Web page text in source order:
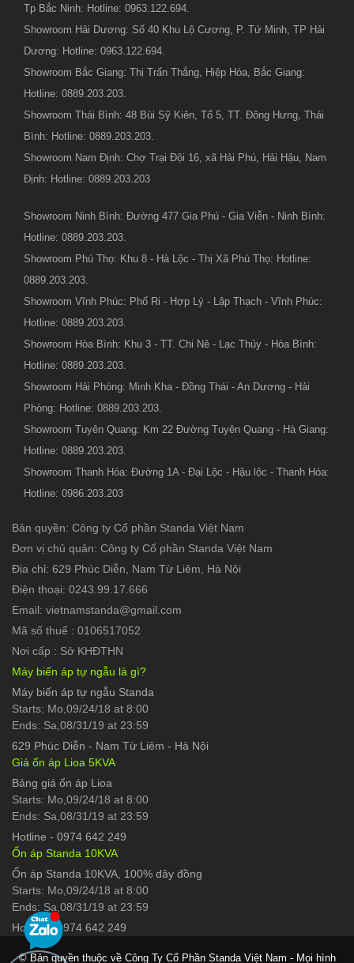
Tp Bắc Ninh: Hotline: 0963.122.694.
Showroom Hải Dương: Số 40 Khu Lộ Cương, P. Tứ Minh, TP Hải
Dương: Hotline: 0963.122.694.
Showroom Bắc Giang: Thị Trấn Thắng, Hiệp Hòa, Bắc Giang:
Hotline: 0889.203.203.
Showroom Thái Bình: 48 Bùi Sỹ Kiên, Tổ 5, TT. Đông Hưng, Thái
Bình: Hotline: 0889.203.203.
Showroom Nam Định: Chợ Trại Đội 16, xã Hải Phú, Hải Hậu, Nam
Định: Hotline: 0889.203.203
Showroom Ninh Bình: Đường 477 Gia Phú - Gia Viễn - Ninh Bình:
Hotline: 0889.203.203.
Showroom Phú Thọ: Khu 8 - Hà Lộc - Thị Xã Phú Thọ: Hotline:
0889.203.203.
Showroom Vĩnh Phúc: Phố Ri - Hợp Lý - Lập Thạch - Vĩnh Phúc:
Hotline: 0889.203.203.
Showroom Hòa Bình: Khu 3 - TT. Chi Nê - Lạc Thủy - Hòa Bình:
Hotline: 0889.203.203.
Showroom Hải Phòng: Minh Kha - Đồng Thái - An Dương - Hải
Phòng: Hotline: 0889.203.203.
Showroom Tuyên Quang: Km 22 Đường Tuyên Quang - Hà Giang:
Hotline: 0889.203.203.
Showroom Thanh Hóa: Đường 1A - Đại Lộc - Hậu lộc - Thanh Hóa:
Hotline: 0986.203.203
Bản quyền: Công ty Cổ phần Standa Việt Nam
Đơn vị chủ quản: Công ty Cổ phần Standa Việt Nam
Địa chỉ: 629 Phúc Diễn, Nam Từ Liêm, Hà Nội
Điện thoại: 0243.99.17.666
Email: vietnamstanda@gmail.com
Mã số thuế : 0106517052
Nơi cấp : Sở KHĐTHN
Máy biến áp tự ngẫu là gì?
Máy biến áp tự ngẫu Standa
Starts: Mo,09/24/18 at 8:00
Ends: Sa,08/31/19 at 23:59
629 Phúc Diễn - Nam Từ Liêm - Hà Nội
Giá ổn áp Lioa 5KVA
Bảng giá ổn áp Lioa
Starts: Mo,09/24/18 at 8:00
Ends: Sa,08/31/19 at 23:59
Hotline - 0974 642 249
Ổn áp Standa 10KVA
Ổn áp Standa 10KVA, 100% dây đồng
Starts: Mo,09/24/18 at 8:00
Ends: Sa,08/31/19 at 23:59
Hotline-0974 642 249
© Bản quyền thuộc về Công Ty Cổ Phần Standa Việt Nam - Mọi hình